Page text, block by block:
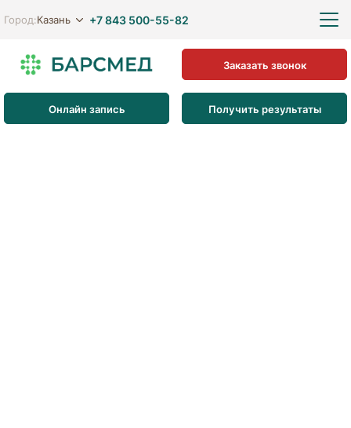
Город:Казань +7 843 500-55-82
Онлайн запись Получить результаты
Заказать звонок